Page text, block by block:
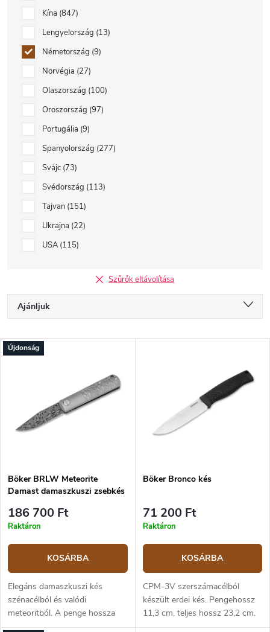
Kína 847
Lengyelország 13
Németország 9
Norvégia 27
Olaszország 100
Oroszország 97
Portugália 9
Spanyolország 277
Svájc 73
Svédország 113
Tajvan 151
Ukrajna 22
USA 115
Szűrők eltávolítása
m
é
z
é
s
e
Ajánljuk
Legdrágább
Legnépszerűbb termékek
ABC szerint
T
e
s
t
á
j
Újdonság
Böker BRLW Meteorite
Damast damaszkuszi zsebkés
186 700 Ft
Raktáron
KOSÁRBA
Elegáns damaszkuszi kés
szénacélból és valódi
meteoritból. A penge hossza
6,5 cm, a teljes hossz 15,4 cm.
Böker Bronco kés
71 200 Ft
Raktáron
KOSÁRBA
CPM-3V szerszámacélból
készült erdei kés. Pengehossz
11,3 cm, teljes hossz 23,2 cm.
Termoplasztikus műanyagból